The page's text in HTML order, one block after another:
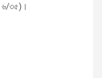
৬/৩৫)।